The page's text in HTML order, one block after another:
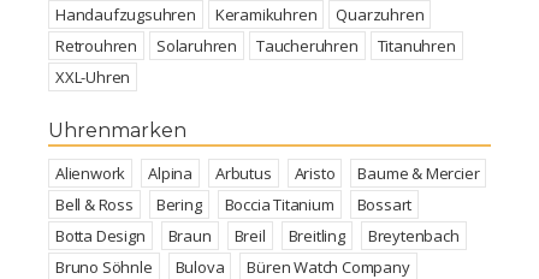
Handaufzugsuhren
Keramikuhren
Quarzuhren
Retrouhren
Solaruhren Taucheruhren
Titanuhren
XXL-Uhren
Uhrenmarken
Alienwork Alpina Arbutus Aristo
Baume & Mercier
Bell & Ross
Bering Boccia Titanium
Bossart
Botta Design
Braun Breil Breitling
Breytenbach
Bruno Söhnle
Bulova
Büren Watch Company